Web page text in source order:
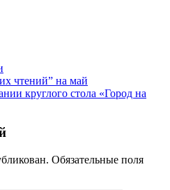
чтений” на май
круглого стола «Город на
Обязательные поля